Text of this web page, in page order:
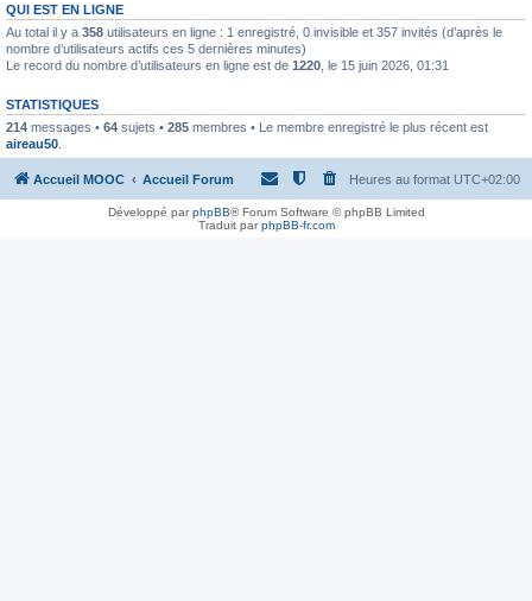
QUI EST EN LIGNE
Au total il y a 358 utilisateurs en ligne : 1 enregistré, 0 invisible et 357 invités (d’après le
nombre d’utilisateurs actifs ces 5 dernières minutes)
Le record du nombre d’utilisateurs en ligne est de 1220 , le 15 juin 2026, 01:31
STATISTIQUES
214 messages • 64 sujets • 285 membres • Le membre enregistré le plus récent est
aireau50
Accueil MOOC Accueil Forum Heures au format UTC+02:00
Développé parphpBB® Forum Software © phpBB Limited
Traduit parphpBB-fr.com